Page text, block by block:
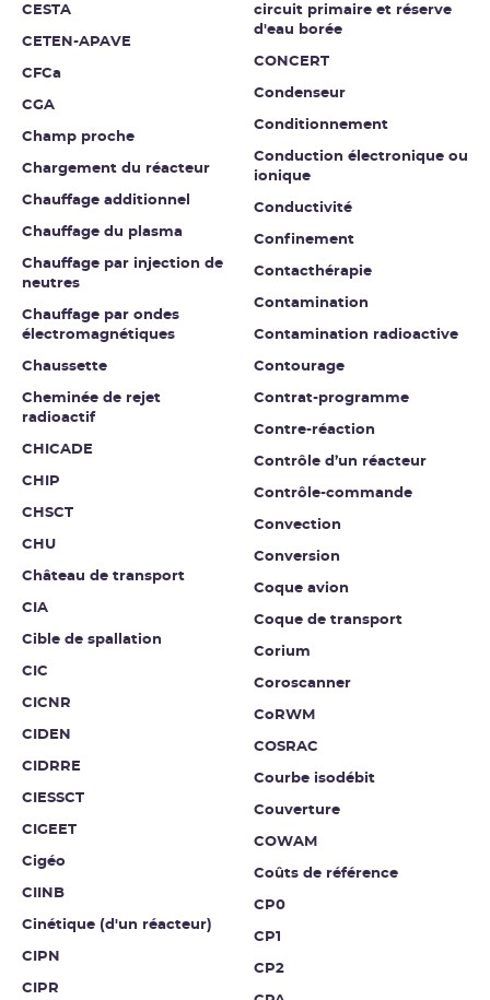
CESTA
CETEN-APAVE
CFCa
CGA
Champ proche
Chargement du réacteur
Chauffage additionnel
Chauffage du plasma
Chauffage par injection de
neutres
Chauffage par ondes
électromagnétiques
Chaussette
Cheminée de rejet
radioactif
CHICADE
CHIP
CHSCT
CHU
Château de transport
CIA
Cible de spallation
CIC
CICNR
CIDEN
CIDRRE
CIESSCT
CIGEET
Cigéo
CIINB
Cinétique (d'un réacteur)
CIPN
CIPR
circuit primaire et réserve
d'eau borée
CONCERT
Condenseur
Conditionnement
Conduction électronique ou
ionique
Conductivité
Confinement
Contacthérapie
Contamination
Contamination radioactive
Contourage
Contrat-programme
Contre-réaction
Contrôle d’un réacteur
Contrôle-commande
Convection
Conversion
Coque avion
Coque de transport
Corium
Coroscanner
CoRWM
COSRAC
Courbe isodébit
Couverture
COWAM
Coûts de référence
CP0
CP1
CP2